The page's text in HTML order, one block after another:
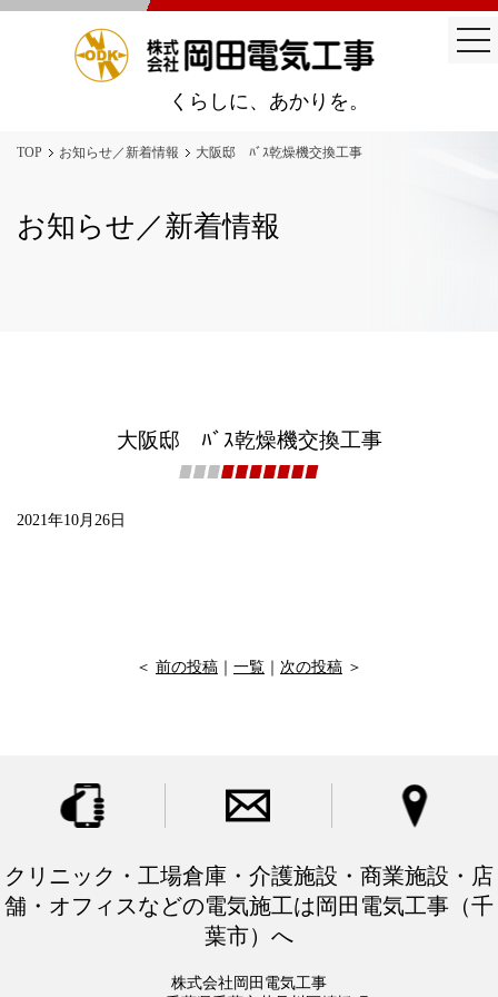
くらしに、あかりを。
TOP お知らせ／新着情報 大阪邸 ﾊﾞｽ乾燥機交換工事
お知らせ／新着情報
大阪邸 ﾊﾞｽ乾燥機交換工事
2021年10月26日
＜ 前の投稿 一覧 次の投稿 ＞
クリニック・工場倉庫・介護施設・商業施設・店
舗・オフィスなどの電気施工は岡田電気工事（千
葉市）へ
株式会社岡田電気工事